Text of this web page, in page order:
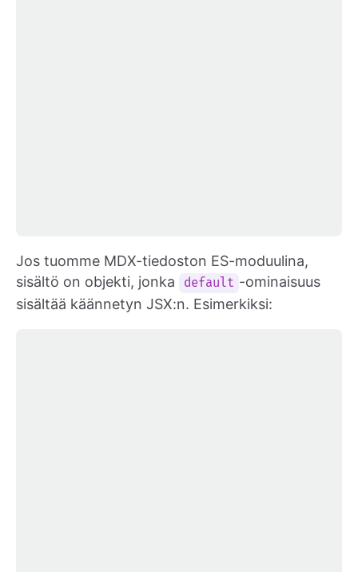
Jos tuomme MDX-tiedoston ES-moduulina,
sisältö on objekti, jonka
default -ominaisuus
sisältää käännetyn JSX:n. Esimerkiksi: